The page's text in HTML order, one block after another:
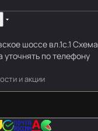
шоссе вл.1с.1 Схема
уточнять по телефону
и акции